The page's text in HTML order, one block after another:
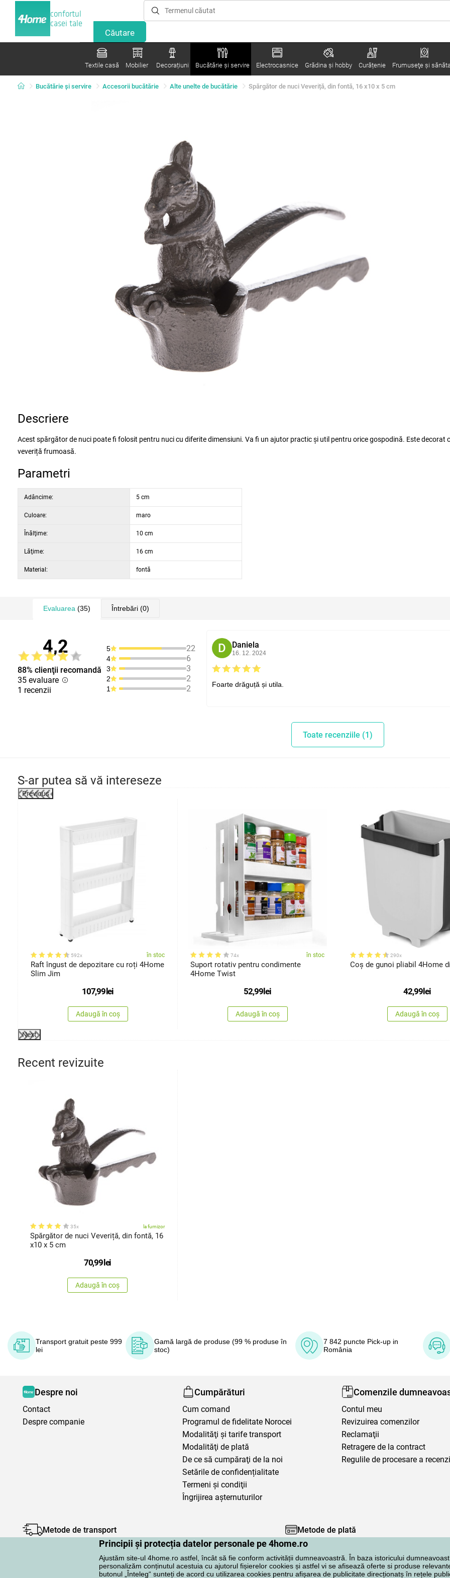
Principii și protecția datelor personale pe 4home.ro
Ajustăm site-ul 4home.ro astfel, încât să fie conform activității dumneavoastră. În baza istoricului
personalizăm conținutul acestuia cu ajutorul fișierelor cookies și astfel vi se afisează oferte si produse
butonul „Înteleg“ sunteți de acord cu utilizarea cookies pentru afișarea de publicitate direcționatș în rețele
confortul
casei tale
Textile casă Mobilier Decorațiuni Bucătărie și servire Electrocasnice Grădina şi hobby Curățenie Frumuseţe şi
Bucătărie și servire Accesorii bucătărie Alte unelte de bucătărie Spărgător de nuci Veveriță, din fontă, 16 x10 x 5 cm
Descriere
Acest spărgător de nuci poate fi folosit pentru nuci cu diferite dimensiuni. Va fi un ajutor practic și util pentru orice gospodină. Este decorat
veveriță frumoasă.
Parametri
Adâncime: 5 cm
Culoare: maro
Înălţime: 10 cm
Lăţime: 16 cm
Material: fontă
Evaluarea (35) Întrebări (0)
4,2
88% clienţii recomandă
35 evaluare
1 recenzii
5 22
4 6
3 3
2 2
1 2
D Daniela
16. 12. 2024
Foarte drăguță și utila.
Toate recenziile (1)
S-ar putea să vă intereseze
Previous
592x în stoc
Raft îngust de depozitare cu roți 4Home
Slim Jim
107,99lei
Adaugă în coș
74x în stoc
Suport rotativ pentru condimente
4Home Twist
52,99lei
Adaugă în coș
290x
Coș de gunoi pliabil 4Home
42,99lei
Adaugă în coș
Next
Recent revizuite
35x la furnizor
Spărgător de nuci Veveriță, din fontă, 16
x10 x 5 cm
70,99lei
Adaugă în coș
Transport gratuit peste 999
lei
Gamă largă de produse (99 % produse în
stoc)
7 842 puncte Pick-up in
România
Despre noi
Contact
Despre companie
Cumpărături
Cum comand
Programul de fidelitate Norocei
Modalităţi şi tarife transport
Modalităţi de plată
De ce să cumpăraţi de la noi
Setările de confidențialitate
Termeni şi condiţii
Îngrijirea așternuturilor
Comenzile
Contul meu
Revizuirea comenzilor
Reclamaţii
Retragere de la contract
Regulile de procesare a
Metode de transport Metode de plată